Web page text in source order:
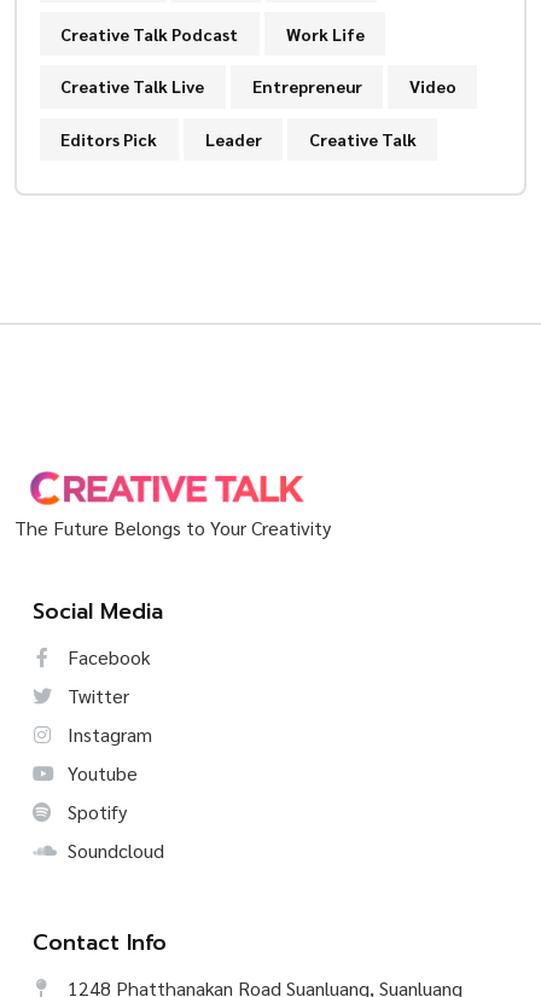
Creative Talk Podcast Work Life
Creative Talk Live Entrepreneur Video
Editors Pick Leader Creative Talk
The Future Belongs to Your Creativity
Social Media
Facebook
Twitter
Instagram
Youtube
Spotify
Soundcloud
Contact Info
1248 Phatthanakan Road Suanluang, Suanluang